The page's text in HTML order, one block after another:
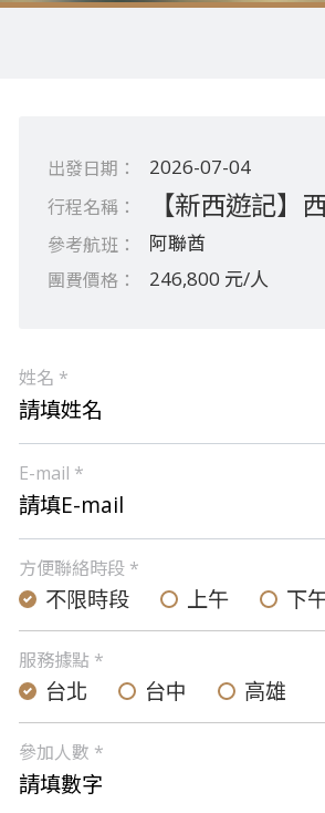
2026-07-04
【新西遊記】
阿聯酋
246,800 元/人
姓名 *
E-mail *
方便聯絡時段 *
不限時段 上午 下
服務據點 *
台北 台中 高雄
參加人數 *